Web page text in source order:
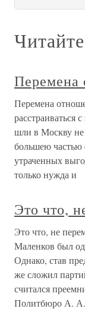
Перемена
Перемена
расстраиваться
шли в Москву
большею частью
утраченных
только нужда и
Это что,
Это что, не
Маленков был
Однако, став
же сложил
считался
Политбюро А.